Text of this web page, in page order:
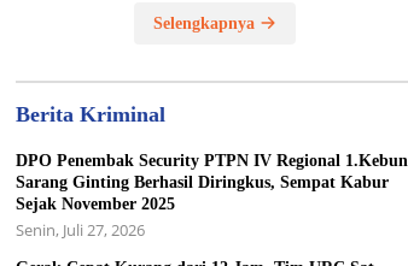
Selengkapnya
Berita Kriminal
DPO Penembak Security PTPN IV Regional 1.Kebun
Sarang Ginting Berhasil Diringkus, Sempat Kabur
Sejak November 2025
Senin, Juli 27, 2026